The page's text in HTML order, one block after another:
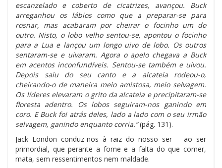
escanzelado e coberto de cicatrizes, avançou. Buck
arreganhou os lábios como que a preparar-se para
rosnar, mas acabaram por cheirar o focinho um do
outro. Nisto, o lobo velho sentou-se, apontou o focinho
para a Lua e lançou um longo uivo de lobo. Os outros
sentaram-se e uivaram. Agora o apelo chegava a Buck
em acentos inconfundíveis. Sentou-se também e uivou.
Depois saiu do seu canto e a alcateia rodeou-o,
cheirando-o de maneira meio amistosa, meio selvagem.
Os líderes elevaram o grito da alcateia e precipitaram-se
floresta adentro. Os lobos seguiram-nos ganindo em
coro. E Buck foi atrás deles, lado a lado com o seu irmão
selvagem, ganindo enquanto corria.”(pág. 131).
Jack London conduz-nos à raiz do nosso ser – ao ser
primordial, que perante a fome e a falta do que comer,
mata, sem ressentimentos nem maldade.